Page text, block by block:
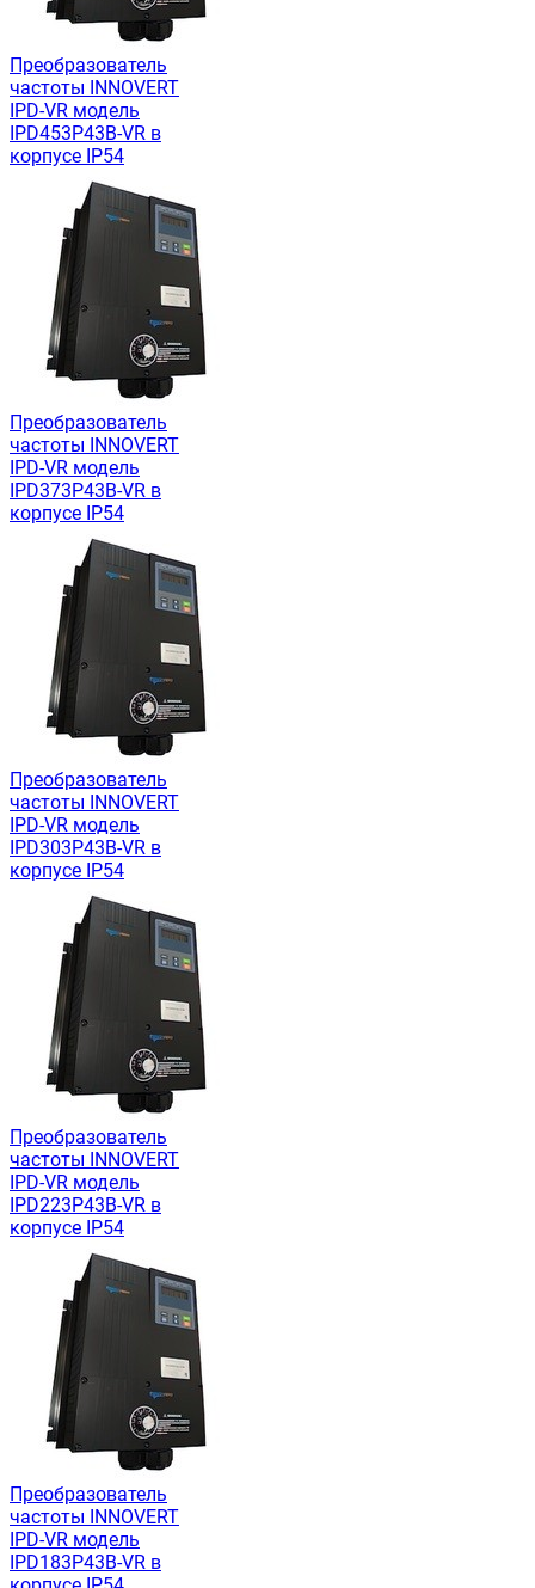
Преобразователь
частоты INNOVERT
IРD-VR модель
IPD453P43B-VR в
корпусе IP54
Преобразователь
частоты INNOVERT
IРD-VR модель
IPD373P43B-VR в
корпусе IP54
Преобразователь
частоты INNOVERT
IРD-VR модель
IPD303P43B-VR в
корпусе IP54
Преобразователь
частоты INNOVERT
IРD-VR модель
IPD223P43B-VR в
корпусе IP54
Преобразователь
частоты INNOVERT
IРD-VR модель
IPD183P43B-VR в